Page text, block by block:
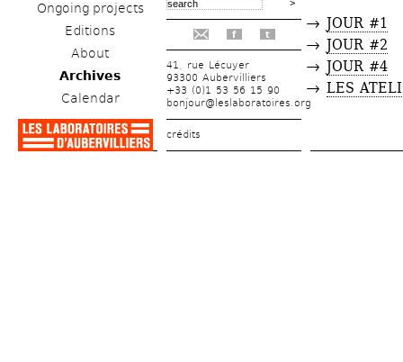
Ongoing projects
Editions
About
Archives
Calendar
f t
41, rue Lécuyer
93300 Aubervilliers
+33 (0)1 53 56 15 90
bonjour@leslaboratoires.org
crédits
→ JOUR #1
→ JOUR #2
→ JOUR #4
→ LES